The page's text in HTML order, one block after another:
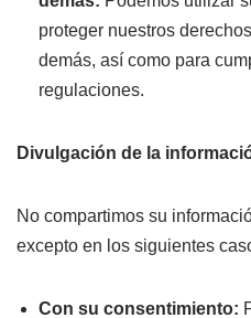
proteger nuestros
demás, así como para
regulaciones.
Divulgación de la
No compartimos su
excepto en los siguientes
Con su consentimiento: